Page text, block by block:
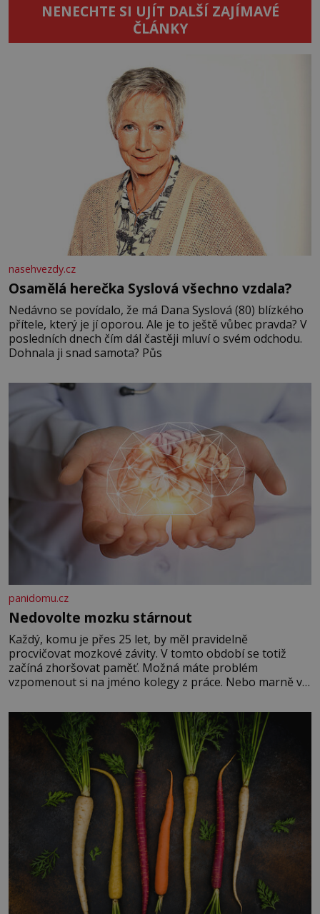
NENECHTE SI UJÍT DALŠÍ ZAJÍMAVÉ
ČLÁNKY
nasehvezdy.cz
Osamělá herečka Syslová všechno vzdala?
Nedávno se povídalo, že má Dana Syslová (80) blízkého
přítele, který je jí oporou. Ale je to ještě vůbec pravda? V
posledních dnech čím dál častěji mluví o svém odchodu.
Dohnala ji snad samota? Půs
panidomu.cz
Nedovolte mozku stárnout
Každý, komu je přes 25 let, by měl pravidelně
procvičovat mozkové závity. V tomto období se totiž
začíná zhoršovat paměť. Možná máte problém
vzpomenout si na jméno kolegy z práce. Nebo marně v
Je to opravdu tak, s věkem jako kdyby se paměť
rozhodla stávkovat. Cvičte